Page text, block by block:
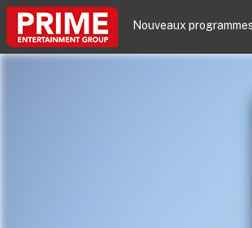
Nouveaux programmes